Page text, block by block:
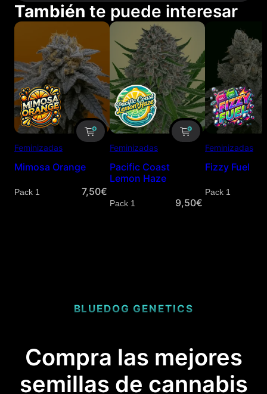
También te puede interesar
Feminizadas
Mimosa Orange
Cantidad 7,50€
Feminizadas
Pacific Coast
Lemon Haze
Cantidad 9,50€
Feminizadas
Fizzy Fuel
Cantidad
BLUEDOG GENETICS
Compra las mejores
semillas de cannabis